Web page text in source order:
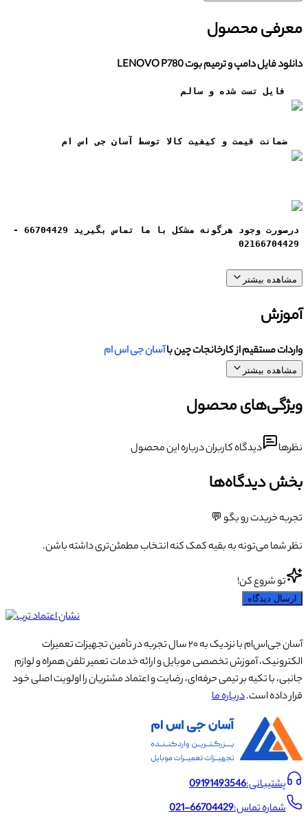
معرفی محصول
دانلود فایل دامپ و ترمیم بوت LENOVO P780
فایل تست شده و سالم
ضمانت قيمت و کيفيت کالا توسط آسان جی اس ام
درصورت وجود هرگونه مشکل با ما تماس بگیرید 66704429 -
02166704429
مشاهده بیشتر
آموزش
واردات مستقیم از کارخانجات چین باآسان جی اس ام
مشاهده بیشتر
ویژگی‌های محصول
نظرها دیدگاه کاربران درباره این محصول
بخش دیدگاه‌ها
تجربه خریدت رو بگو 💬
نظر شما می‌تونه به بقیه کمک کنه انتخاب مطمئن‌تری داشته باشن.
تو شروع کن!
ارسال دیدگاه
آسان جی‌اس‌ام با نزدیک به ۲۰ سال تجربه در تأمین تجهیزات تعمیرات
الکترونیک، آموزش تخصصی موبایل و ارائه خدمات تعمیر تلفن همراه و لوازم
جانبی، با تکیه بر تیمی حرفه‌ای، رضایت و اعتماد مشتریان را اولویت اصلی خود
قرار داده است.درباره ما
پشتیبانی:09191493546
شماره تماس:021-66704429